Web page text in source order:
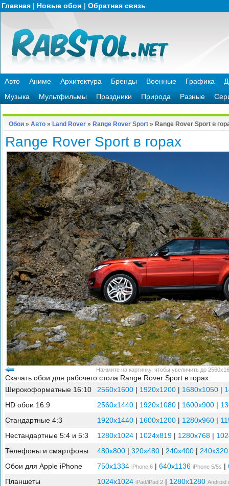
Главная | Новые обои | Обратная связь
Авто Аниме Архитектура Бренды Военные Графика
Музыка
Мультфильмы Праздники Природа Разные
Обои » Авто » Land Rover » Range Rover Sport » Range Rover Sport в
Range Rover Sport в горах
Нажмите на картинку, чтобы увеличить до
Скачать обои для рабочего стола Range Rover Sport в горах:
Широкоформатные 16:10
2560x1600 | 1920x1200 | 1680x1050 |
HD обои 16:9
2560x1440 | 1920x1080 | 1600x900 |
Стандартные 4:3
1920x1440 | 1600x1200 | 1280x960 |
Нестандартные 5:4 и 5:3
1280x1024 | 1024x819 | 1280x768 |
Телефоны и смартфоны
480x800 | 320x480 | 240x400 | 240x320
Обои для Apple iPhone
750x1334 iPhone 6 | 640x1136 iPhone 5/5s |
Планшеты
1024x1024 iPad/iPad 2 | 1280x1280 Android